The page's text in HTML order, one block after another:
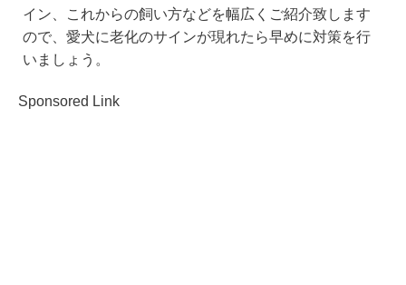
イン、これからの飼い方などを幅広くご紹介致します
ので、愛犬に老化のサインが現れたら早めに対策を行
いましょう。
Sponsored Link